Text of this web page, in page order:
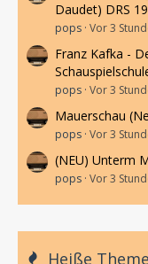
Daudet) DRS
pops Vor 3
Franz Kafka -
pops Vor 3
Mauerschau
pops Vor 3
(NEU) Unterm
pops Vor 3
Heiße